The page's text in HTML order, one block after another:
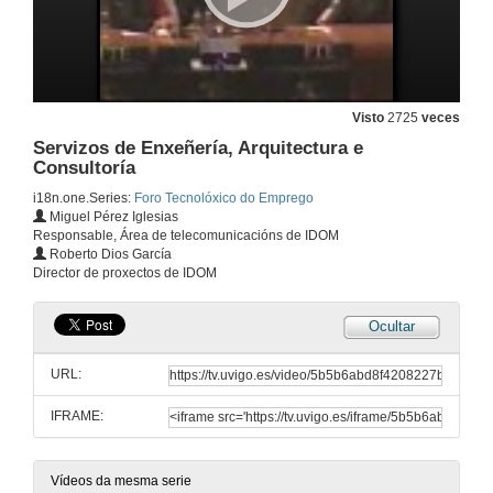
Visto 2725 veces
Servizos de Enxeñería, Arquitectura e
Consultoría
i18n.one.Series: Foro Tecnolóxico do Emprego
Miguel Pérez Iglesias
Responsable, Área de telecomunicacións de IDOM
Roberto Dios García
Director de proxectos de IDOM
Ocultar
URL:
IFRAME:
Vídeos da mesma serie
Oportunidades de traballo en Coritel
4 de abr. de 2006
APPLUS+: compañía de certificación de carácter global
5 de abr. de 2006
Consultora multinacional para solucións de negocio globais ós seus clientes